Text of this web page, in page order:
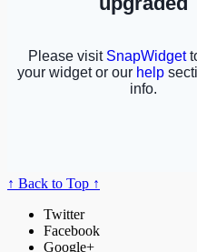
↑ Back to Top ↑
Twitter
Facebook
Google+